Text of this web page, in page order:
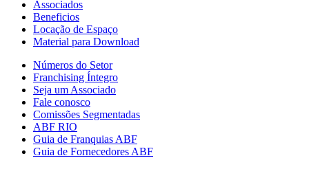
Associados
Beneficios
Locação de Espaço
Material para Download
Números do Setor
Franchising Íntegro
Seja um Associado
Fale conosco
Comissões Segmentadas
ABF RIO
Guia de Franquias ABF
Guia de Fornecedores ABF